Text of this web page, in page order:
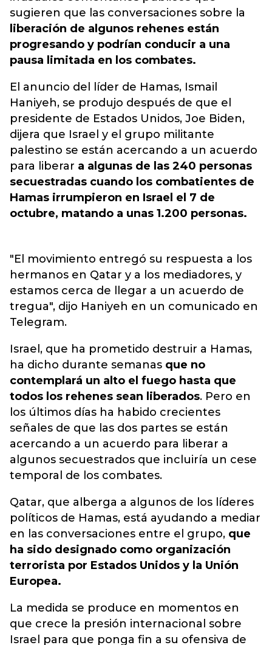
sugieren que las conversaciones sobre la
liberación de algunos rehenes están
progresando y podrían conducir a una
pausa limitada en los combates.
El anuncio del líder de Hamas, Ismail
Haniyeh, se produjo después de que el
presidente de Estados Unidos, Joe Biden,
dijera que Israel y el grupo militante
palestino se están acercando a un acuerdo
para liberar a algunas de las 240 personas
secuestradas cuando los combatientes de
Hamas irrumpieron en Israel el 7 de
octubre, matando a unas 1.200 personas.
"El movimiento entregó su respuesta a los
hermanos en Qatar y a los mediadores, y
estamos cerca de llegar a un acuerdo de
tregua", dijo Haniyeh en un comunicado en
Telegram.
Israel, que ha prometido destruir a Hamas,
ha dicho durante semanas que no
contemplará un alto el fuego hasta que
todos los rehenes sean liberados. Pero en
los últimos días ha habido crecientes
señales de que las dos partes se están
acercando a un acuerdo para liberar a
algunos secuestrados que incluiría un cese
temporal de los combates.
Qatar, que alberga a algunos de los líderes
políticos de Hamas, está ayudando a mediar
en las conversaciones entre el grupo, que
ha sido designado como organización
terrorista por Estados Unidos y la Unión
Europea.
La medida se produce en momentos en
que crece la presión internacional sobre
Israel para que ponga fin a su ofensiva de